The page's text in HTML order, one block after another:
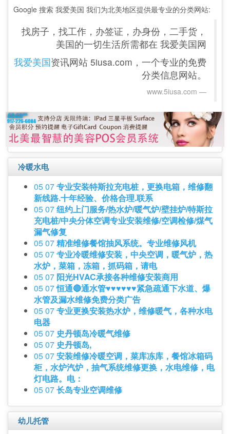
Google 搜索 我爱美国 我们为北美地区提供最专业的分类网站:
找房子，找工作，办签证，办身份，二手货，
美国的一切生活所需都在 我爱美国网
我爱美国资讯网站 5iusa.com，一个专业的免费
分类信息网站。
www.5iusa.com‎
冷暖水电
05 07专业安装特斯拉充电桩，更换电箱，维修翻
新线路.十年经验、价格合理.联系
05 07纽约上门服务/热水炉/暖气炉/壁挂炉/特斯拉
充电桩/中央分体空调专业安装维修/空调检修/煤气
漏气修复
05 07精准维修餐馆抽风系统。专业维修风机
05 07专业冷暖维修安装，中央空调，暖气炉，热
水炉，菜箱，冻箱，抓码箱，请电
05 07 阳光HVAC承接各种维修安装商用
05 07恒通🔴通水管♥️♥️♥️♥️♥️♥️紧急疏通下水道、爆
水管及漏水维修免费分类广告
05 07专业更换安装热水炉，维修暖气，各种水电
电器
05 07 史丹顿岛冷暖气维修
05 07 史丹顿岛,
05 07安装维修冷暖空调，菜库冻库，餐馆冰箱码
柜，水炉汽炉，抽气系统维修更换，水电维修，电
灯电路。电：
05 07长岛专业空调维修
幼儿托管